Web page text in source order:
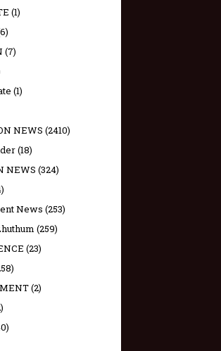
(1)
(7)
(1)
NEWS (2410)
(18)
NEWS (324)
News (253)
(259)
(23)
(2)